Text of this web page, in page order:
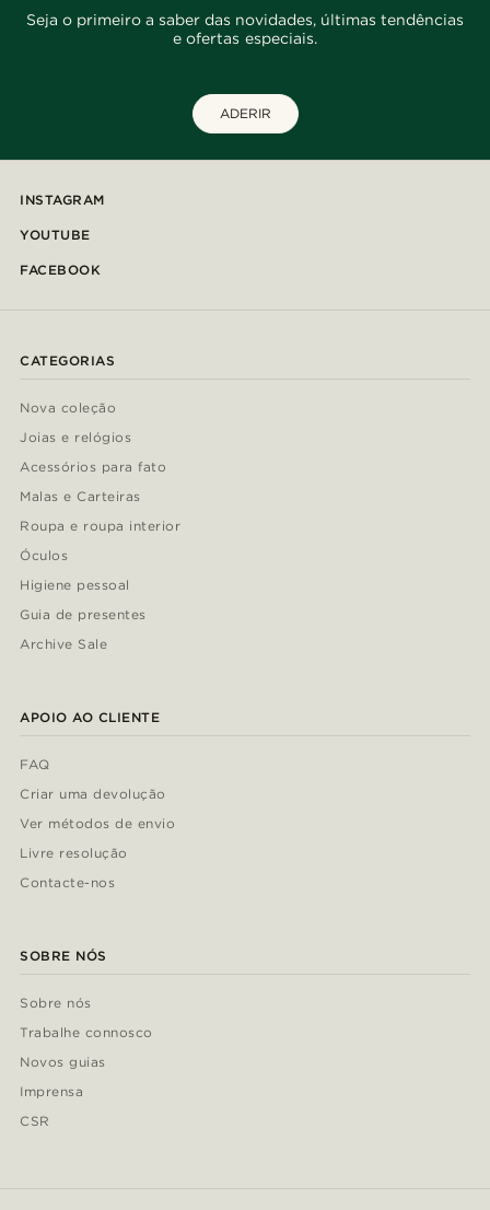
Seja o primeiro a saber das novidades, últimas tendências
e ofertas especiais.
ADERIR
INSTAGRAM
YOUTUBE
FACEBOOK
CATEGORIAS
Nova coleção
Joias e relógios
Acessórios para fato
Malas e Carteiras
Roupa e roupa interior
Óculos
Higiene pessoal
Guia de presentes
Archive Sale
APOIO AO CLIENTE
FAQ
Criar uma devolução
Ver métodos de envio
Livre resolução
Contacte-nos
SOBRE NÓS
Sobre nós
Trabalhe connosco
Novos guias
Imprensa
CSR